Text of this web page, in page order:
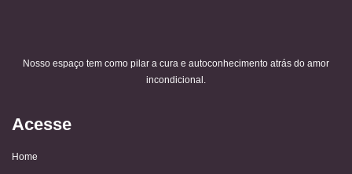
Nosso espaço tem como pilar a cura e autoconhecimento atrás do amor
incondicional.
Acesse
Home